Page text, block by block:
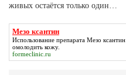
живых остаётся только один…
Мезо ксантин
Использование препарата Мезо ксантин
омолодить кожу.
formeclinic.ru